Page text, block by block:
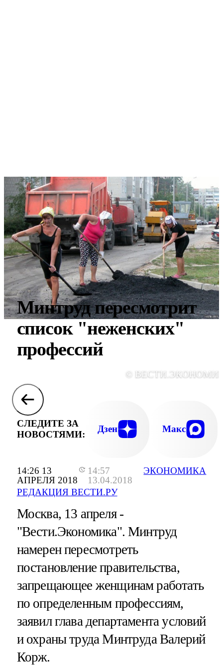
14:26 13
АПРЕЛЯ 2018
14:57
13.04.2018
РЕДАКЦИЯ ВЕСТИ.РУ
ЭКОНОМИКА
Минтруд пересмотрит
список "неженских"
профессий
©
СЛЕДИТЕ ЗА
НОВОСТЯМИ:
Дзен Макс
Москва, 13 апреля -
"Вести.Экономика".Минтруд
намерен пересмотреть
постановление правительства,
запрещающее женщинам работать
по определенным профессиям,
заявил глава департамента условий
и охраны труда Минтруда Валерий
Корж.